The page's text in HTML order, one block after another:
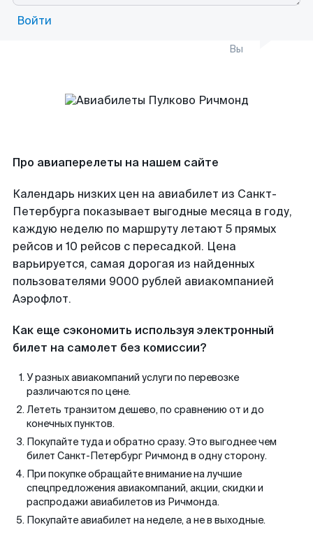
Войти
Вы
Про авиаперелеты на нашем сайте
Календарь низких цен на авиабилет из Санкт-
Петербурга показывает выгодные месяца в году,
каждую неделю по маршруту летают 5 прямых
рейсов и 10 рейсов с пересадкой. Цена
варьируется, самая дорогая из найденных
пользователями 9000 рублей авиакомпанией
Аэрофлот.
Как еще сэкономить используя электронный
билет на самолет без комиссии?
У разных авиакомпаний услуги по перевозке
различаются по цене.
Лететь транзитом дешево, по сравнению от и до
конечных пунктов.
Покупайте туда и обратно сразу. Это выгоднее чем
билет Санкт-Петербург Ричмонд в одну сторону.
При покупке обращайте внимание на лучшие
спецпредложения авиакомпаний, акции, скидки и
распродажи авиабилетов из Ричмонда.
Покупайте авиабилет на неделе, а не в выходные.